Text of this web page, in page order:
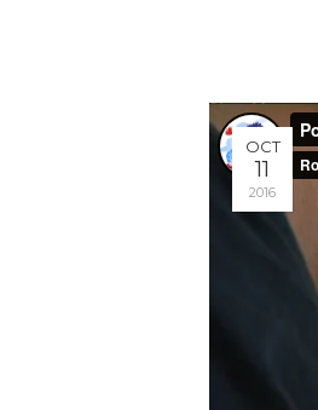
OCT
11
2016